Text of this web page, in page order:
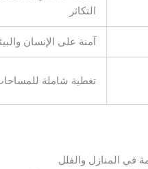
التكاثر
آمنة على الإنسان
تغطية شاملة
في المنازل والفلل